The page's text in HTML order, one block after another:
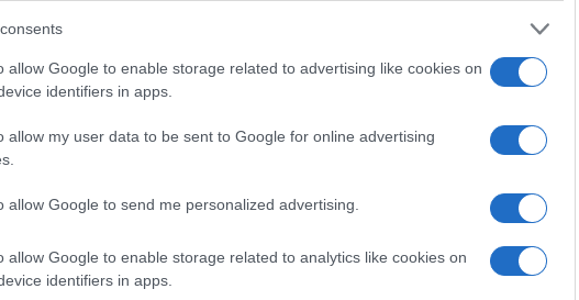
allow Google to enable storage related to advertising like cookies on
identifiers in apps.
allow my user data to be sent to Google for online advertising
allow Google to send me personalized advertising.
allow Google to enable storage related to analytics like cookies on
identifiers in apps.
2018.10.15
Gazdaság